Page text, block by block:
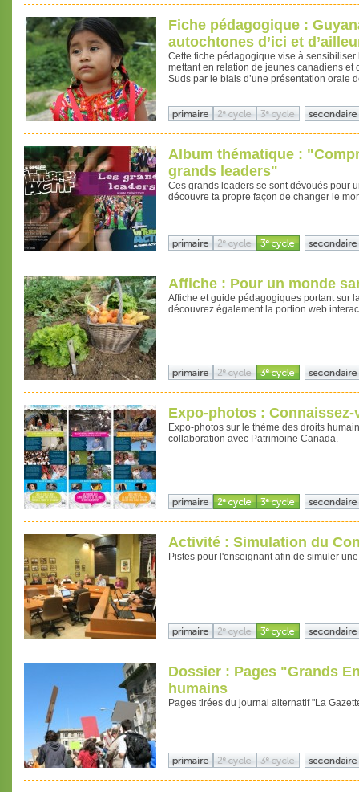
Fiche pédagogique :
autochtones d’ici et
Cette fiche pédagogique vise à sensibiliser
mettant en relation de jeunes canadiens et
Suds par le biais d’une présentation orale
Album thématique :
grands leaders"
Ces grands leaders se sont dévoués pour
découvre ta propre façon de changer le
Affiche : Pour un monde
Affiche et guide pédagogiques portant sur
découvrez également la portion web
Expo-photos :
Expo-photos sur le thème des droits
collaboration avec Patrimoine Canada.
Activité : Simulation du
Pistes pour l'enseignant afin de simuler
Dossier : Pages "Grands
humains
Pages tirées du journal alternatif "La